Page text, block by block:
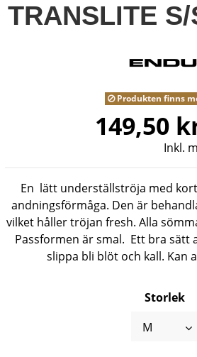
TRANSLITE
Produkten finns
149,50
Inkl.
En lätt underställströja med
andningsförmåga. Den är
vilket håller tröjan fresh. Alla
Passformen är smal. Ett bra
slippa bli blöt och kall. Kan
Storlek